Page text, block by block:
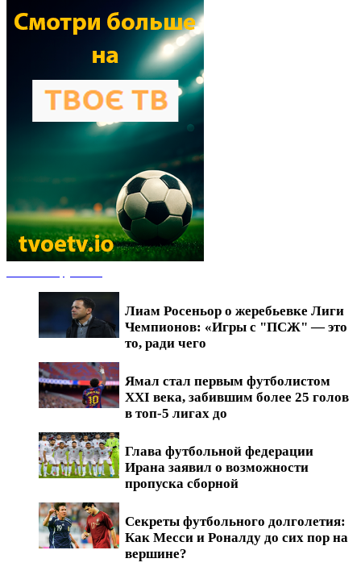
Лиам Росеньор о жеребьевке Лиги
Чемпионов: «Игры с "ПСЖ" — это
то, ради чего
Ямал стал первым футболистом
XXI века, забившим более 25 голов
в топ-5 лигах до
Глава футбольной федерации
Ирана заявил о возможности
пропуска сборной
Секреты футбольного долголетия:
Как Месси и Роналду до сих пор на
вершине?